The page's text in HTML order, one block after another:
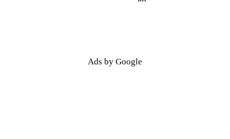
漢字検索
Ads by Google
漢字検索